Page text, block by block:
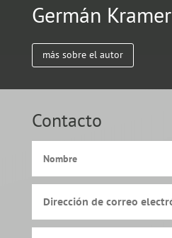
Germán Kramer
más sobre el autor
Contacto